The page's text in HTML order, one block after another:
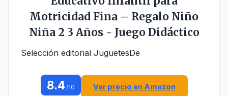
Motricidad Fina – Regalo Niño
Niña 2 3 Años - Juego Didáctico
Selección editorial JuguetesDe
8.4 /10 Ver precio en Amazon